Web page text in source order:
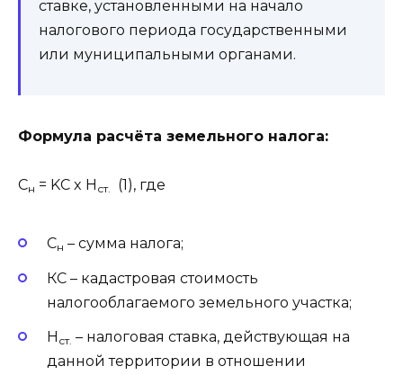
ставке, установленными на начало
налогового периода государственными
или муниципальными органами.
Формула расчёта земельного налога:
Сн = KС x Н ст. (1), где
Сн – сумма налога;
КС – кадастровая стоимость
налогооблагаемого земельного участка;
Н ст. – налоговая ставка, действующая на
данной территории в отношении